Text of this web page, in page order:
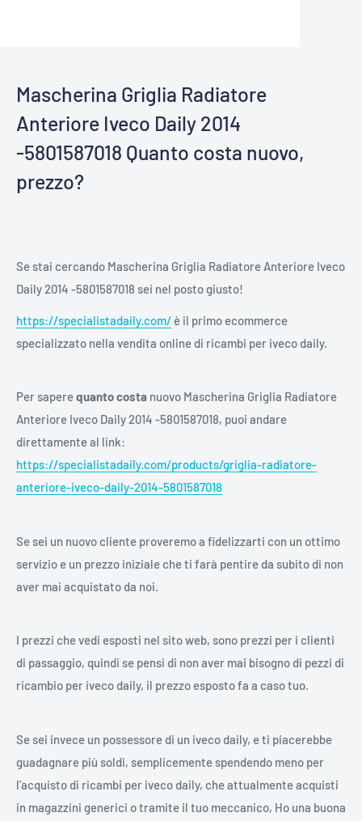
Mascherina Griglia Radiatore
Anteriore Iveco Daily 2014
-5801587018 Quanto costa nuovo,
prezzo?
Se stai cercando Mascherina Griglia Radiatore Anteriore Iveco
Daily 2014 -5801587018 sei nel posto giusto!
https://specialistadaily.com/ è il primo ecommerce
specializzato nella vendita online di ricambi per iveco daily.
Per saperequanto costa nuovo Mascherina Griglia Radiatore
Anteriore Iveco Daily 2014 -5801587018, puoi andare
direttamente al link:
https://specialistadaily.com/products/griglia-radiatore-
anteriore-iveco-daily-2014-5801587018
Se sei un nuovo cliente proveremo a fidelizzarti con un ottimo
servizio e un prezzo iniziale che ti farà pentire da subito di non
aver mai acquistato da noi.
I prezzi che vedi esposti nel sito web, sono prezzi per i clienti
di passaggio, quindi se pensi di non aver mai bisogno di pezzi di
ricambio per iveco daily, il prezzo esposto fa a caso tuo.
Se sei invece un possessore di un iveco daily, e ti piacerebbe
guadagnare più soldi, semplicemente spendendo meno per
l’acquisto di ricambi per iveco daily, che attualmente acquisti
in magazzini generici o tramite il tuo meccanico, Ho una buona